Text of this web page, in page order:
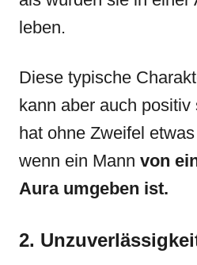
leben.
Diese typische
kann aber auch
hat ohne Zweifel
wenn ein Mann von
Aura umgeben ist.
2.